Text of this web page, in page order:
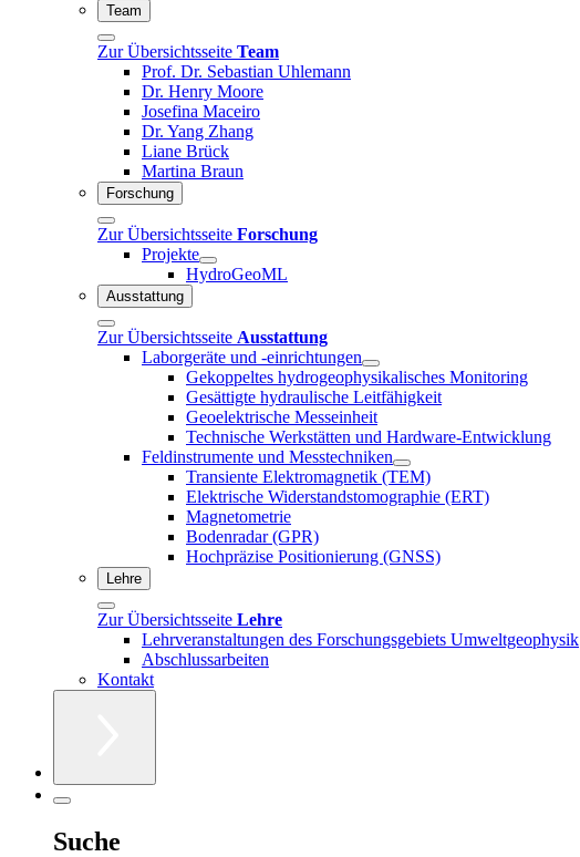
Team
Zur Übersichtsseite Team
Prof. Dr. Sebastian Uhlemann
Dr. Henry Moore
Josefina Maceiro
Dr. Yang Zhang
Liane Brück
Martina Braun
Forschung
Zur Übersichtsseite Forschung
Projekte
HydroGeoML
Ausstattung
Zur Übersichtsseite Ausstattung
Laborgeräte und -einrichtungen
Gekoppeltes hydrogeophysikalisches Monitoring
Gesättigte hydraulische Leitfähigkeit
Geoelektrische Messeinheit
Technische Werkstätten und Hardware-Entwicklung
Feldinstrumente und Messtechniken
Transiente Elektromagnetik (TEM)
Elektrische Widerstandstomographie (ERT)
Magnetometrie
Bodenradar (GPR)
Hochpräzise Positionierung (GNSS)
Lehre
Zur Übersichtsseite Lehre
Lehrveranstaltungen des Forschungsgebiets Umweltgeophysik
Abschlussarbeiten
Kontakt
Suche